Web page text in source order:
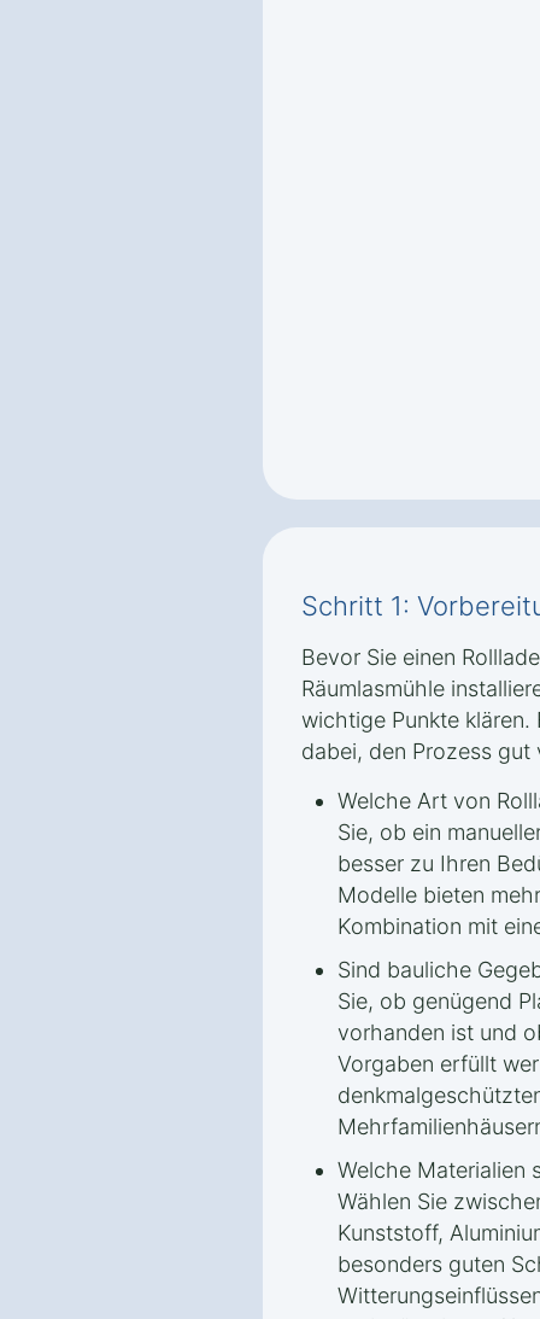
Schritt 1:
Bevor Sie einen
Räumlasmühle
wichtige Punkte
dabei, den Prozess gut
Welche Art von
Sie, ob ein
besser zu Ihren
Modelle bieten
Kombination mit
Sind bauliche
Sie, ob genügend
vorhanden ist und
Vorgaben erfüllt
Welche Materialien
Wählen Sie
Kunststoff,
besonders guten